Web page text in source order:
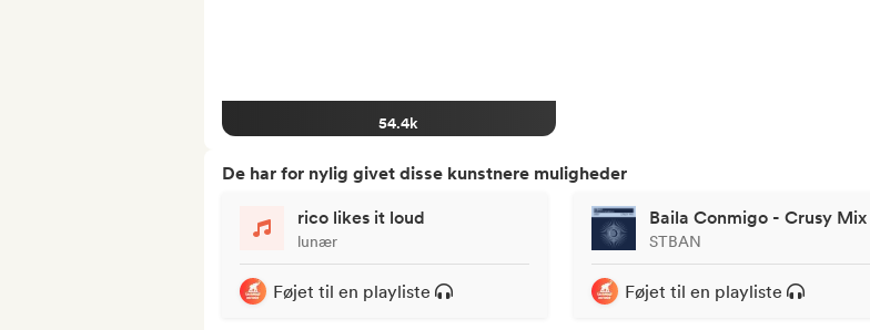
54.4k
De har for nylig givet disse kunstnere muligheder
rico likes it loud
lunær
Føjet til en playliste
Baila Conmigo - Crusy Mix
STBAN
Føjet til en playliste